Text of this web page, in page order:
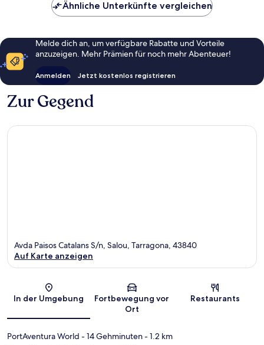
Ähnliche Unterkünfte vergleichen
Melde dich an, um verfügbare Rabatte und Vorteile
anzuzeigen. Mehr Prämien für noch mehr Abenteuer!
Anmelden Jetzt kostenlos registrieren
Zur Gegend
Karte
Avda Paisos Catalans S/n, Salou, Tarragona, 43840
Auf Karte anzeigen
In der Umgebung
Fortbewegung vor
Ort
Restaurants
PortAventura World - 14 Gehminuten- 1.2 km